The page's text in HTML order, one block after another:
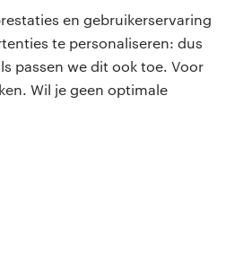
en gebruikerservaring
te personaliseren: dus
passen we dit ook toe. Voor
Wil je geen optimale